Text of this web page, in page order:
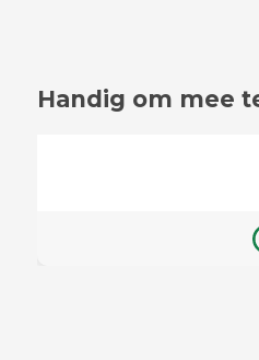
Handig om mee